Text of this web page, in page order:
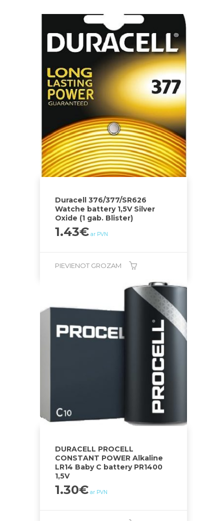
Duracell 376/377/SR626
Watche battery 1,5V Silver
Oxide (1 gab. Blister)
1.43€ ar PVN
PIEVIENOT GROZAM
DURACELL PROCELL
CONSTANT POWER Alkaline
LR14 Baby C battery PR1400
1,5V
1.30€ ar PVN